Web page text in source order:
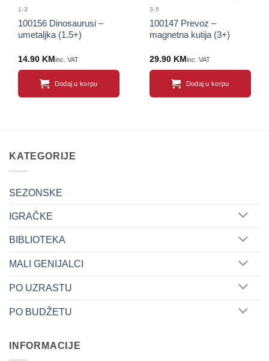
1-3
100156 Dinosaurusi –
umetaljka (1.5+)
14.90 KM inc. VAT
Dodaj u korpu
3-5
100147 Prevoz –
magnetna kutija (3+)
29.90 KM inc. VAT
Dodaj u korpu
KATEGORIJE
SEZONSKE
IGRAČKE
BIBLIOTEKA
MALI GENIJALCI
PO UZRASTU
PO BUDŽETU
INFORMACIJE